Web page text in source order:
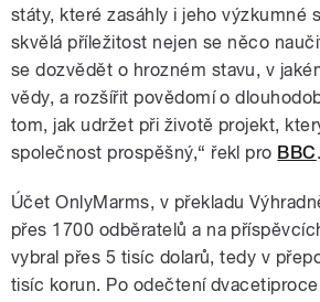
státy, které zasáhly i jeho výzkumné
skvělá příležitost nejen se něco
se dozvědět o hrozném stavu, v
vědy, a rozšířit povědomí o
tom, jak udržet při životě projekt,
společnost prospěšný,“ řekl pro BBC.
Účet OnlyMarms, v překladu
přes 1700 odběratelů a na
vybral přes 5 tisíc dolarů, tedy v
tisíc korun. Po odečtení